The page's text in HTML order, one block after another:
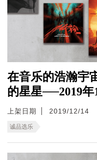
在音乐的浩瀚宇
的星星──2019
上架日期 2019/12/14
诚品选乐